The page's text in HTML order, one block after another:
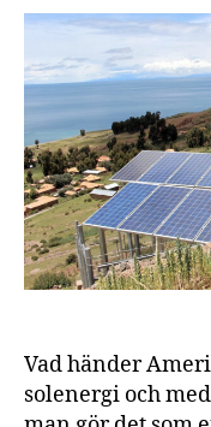
Vad händer
solenergi och